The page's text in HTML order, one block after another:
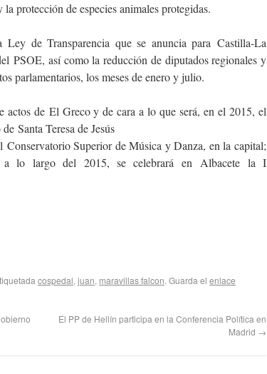
protección de especies animales protegidas.
de Transparencia que se anuncia para Castilla-La
PSOE, así como la reducción de diputados regionales y
parlamentarios, los meses de enero y julio.
actos de El Greco y de cara a lo que será, en el 2015, el
Santa Teresa de Jesús
Conservatorio Superior de Música y Danza, en la capital;
lo largo del 2015, se celebrará en Albacete la I
cospedal, juan, maravillas falcon. Guarda el enlace
El PP de Hellín participa en la Conferencia Política en
Madrid →